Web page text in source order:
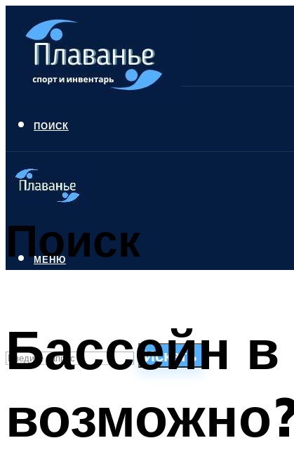
ПОИСК
Поиск
Искать
ПЛАВАНЬЕ ДЛЯ ДЕТЕЙ
ПЛАВАНЬЕ ДЛЯ ПОХУДЕНИЯ
МЕНЮ
Бассейн в